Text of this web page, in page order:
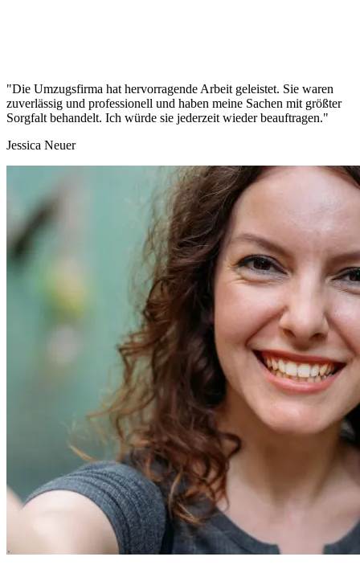
"Die Umzugsfirma hat hervorragende Arbeit geleistet. Sie waren
zuverlässig und professionell und haben meine Sachen mit größter
Sorgfalt behandelt. Ich würde sie jederzeit wieder beauftragen."
Jessica Neuer